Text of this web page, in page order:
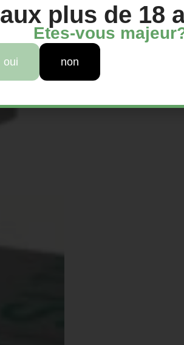
aux plus de 18
Etes-vous
oui non